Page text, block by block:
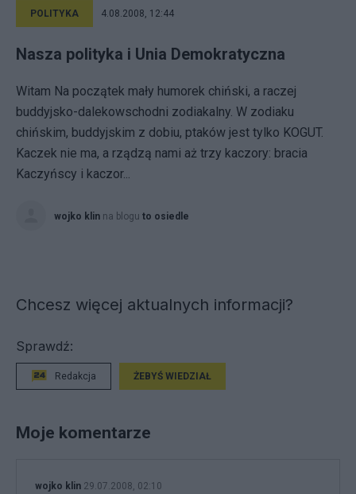
POLITYKA 4.08.2008, 12:44
Nasza polityka i Unia Demokratyczna
Witam Na początek mały humorek chiński, a raczej
buddyjsko-dalekowschodni zodiakalny. W zodiaku
chińskim, buddyjskim z dobiu, ptaków jest tylko KOGUT.
Kaczek nie ma, a rządzą nami aż trzy kaczory: bracia
Kaczyńscy i kaczor...
wojko klin na blogu to osiedle
Chcesz więcej aktualnych informacji?
Sprawdź:
Redakcja ŻEBYŚ WIEDZIAŁ
Moje komentarze
wojko klin 29.07.2008, 02:10